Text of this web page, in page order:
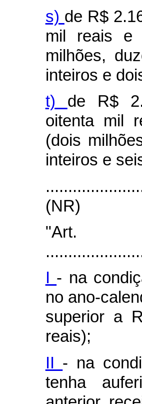
s) de R$
mil reais e
milhões,
inteiros e
t) de R$
oitenta mil
(dois
inteiros e
(NR)
I - na
no ano-
superior a
reais);
II - na
tenha